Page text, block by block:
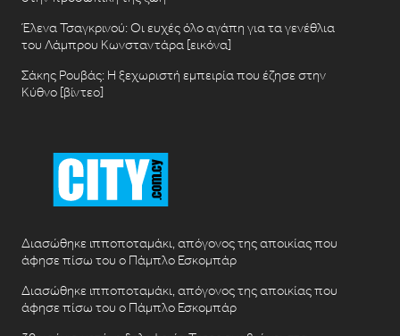
Έλενα Τσαγκρινού: Οι ευχές όλο αγάπη για τα γενέθλια
του Λάμπρου Κωνσταντάρα [εικόνα]
Σάκης Ρουβάς: Η ξεχωριστή εμπειρία που έζησε στην
Κύθνο [βίντεο]
Διασώθηκε ιπποποταμάκι, απόγονος της αποικίας που
άφησε πίσω του ο Πάμπλο Εσκομπάρ
Διασώθηκε ιπποποταμάκι, απόγονος της αποικίας που
άφησε πίσω του ο Πάμπλο Εσκομπάρ